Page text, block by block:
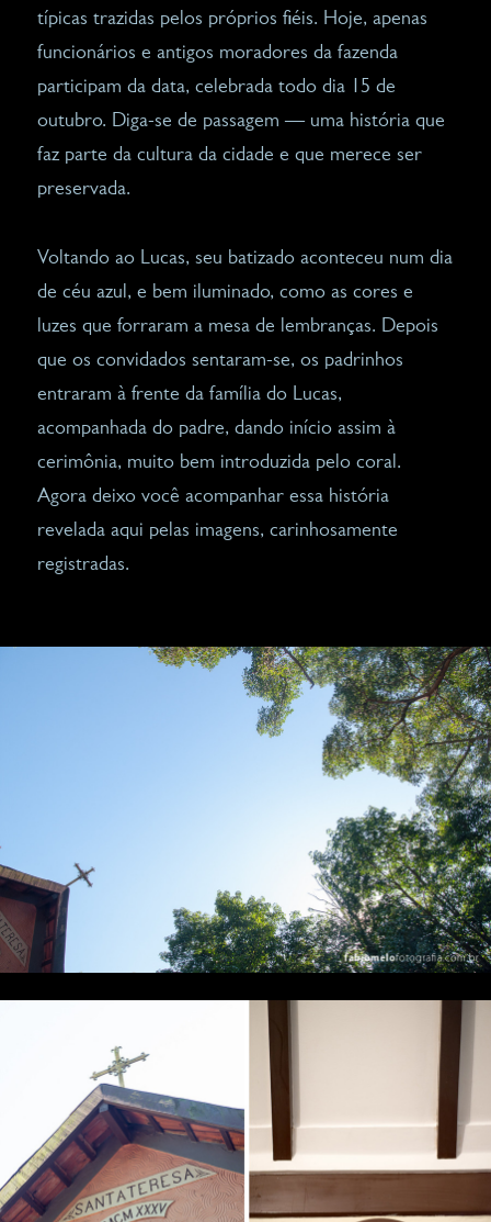
típicas trazidas pelos próprios fiéis. Hoje, apenas
funcionários e antigos moradores da fazenda
participam da data, celebrada todo dia 15 de
outubro. Diga-se de passagem — uma história que
faz parte da cultura da cidade e que merece ser
preservada.
Voltando ao Lucas, seu batizado aconteceu num dia
de céu azul, e bem iluminado, como as cores e
luzes que forraram a mesa de lembranças. Depois
que os convidados sentaram-se, os padrinhos
entraram à frente da família do Lucas,
acompanhada do padre, dando início assim à
cerimônia, muito bem introduzida pelo coral.
Agora deixo você acompanhar essa história
revelada aqui pelas imagens, carinhosamente
registradas.